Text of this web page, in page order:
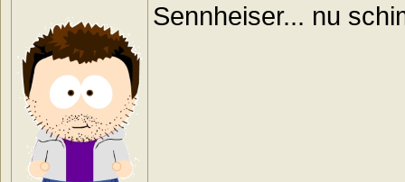
Sennheiser... nu